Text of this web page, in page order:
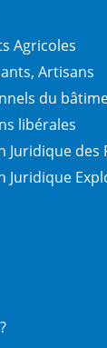
Agricoles
Artisans
du
libérales
Juridique des
Juridique